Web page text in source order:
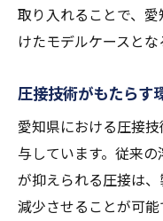
取り入れることで、
けたモデルケースとな
圧接技術がもたらす
愛知県における圧接
与しています。従来
が抑えられる圧接は
減少させることが可